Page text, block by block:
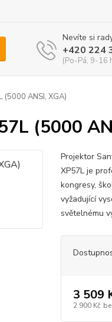
Nevíte si
+420 224
(Po-Pá, 9-16
(5000 ANSI, XGA)
(5000
Projektor
XP57L je
kongresy,
vyžadující
světelnému
3 509
2 900 Kč